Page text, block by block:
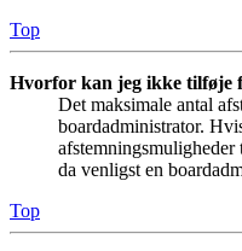
Top
Hvorfor kan jeg ikke tilføje
Det maksimale antal
boardadministrator.
da venligst en
Top